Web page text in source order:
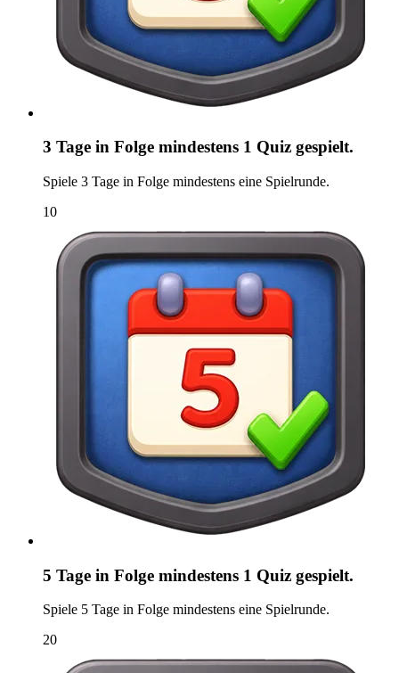
3 Tage in Folge mindestens 1 Quiz gespielt.
Spiele 3 Tage in Folge mindestens eine Spielrunde.
10
5 Tage in Folge mindestens 1 Quiz gespielt.
Spiele 5 Tage in Folge mindestens eine Spielrunde.
20